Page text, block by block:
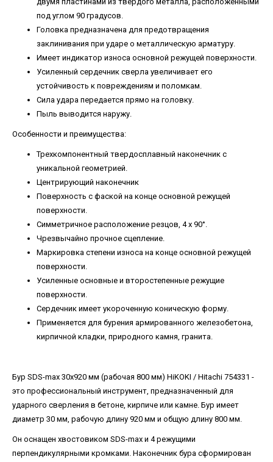
под углом 90 градусов.
Головка предназначена для предотвращения
заклинивания при ударе о металлическую арматуру.
Имеет индикатор износа основной режущей поверхности.
Усиленный сердечник сверла увеличивает его
устойчивость к повреждениям и поломкам.
Сила удара передается прямо на головку.
Пыль выводится наружу.
Особенности и преимущества:
Трехкомпонентный твердосплавный наконечник с
уникальной геометрией.
Центрирующий наконечник
Поверхность с фаской на конце основной режущей
поверхности.
Симметричное расположение резцов, 4 x 90°.
Чрезвычайно прочное сцепление.
Маркировка степени износа на конце основной режущей
поверхности.
Усиленные основные и второстепенные режущие
поверхности.
Сердечник имеет укороченную коническую форму.
Применяется для бурения армированного железобетона,
кирпичной кладки, природного камня, гранита.
Бур SDS-max 30х920 мм (рабочая 800 мм) HiKOKI / Hitachi 754331 -
это профессиональный инструмент, предназначенный для
ударного сверления в бетоне, кирпиче или камне. Бур имеет
диаметр 30 мм, рабочую длину 920 мм и общую длину 800 мм.
Он оснащен хвостовиком SDS-max и 4 режущими
перпендикулярными кромками. Наконечник бура сформирован